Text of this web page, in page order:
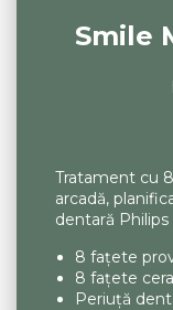
Smile
Tratament cu
arcadă,
dentară Philips
8 fațete
8 fațete
Periuță